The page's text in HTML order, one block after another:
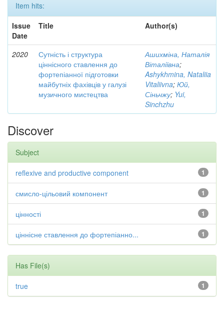
Item hits:
Issue
Date
Title Author(s)
2020
Сутність і структура
ціннісного ставлення до
фортепіанної підготовки
майбутніх фахівців у галузі
музичного мистецтва
Ашихміна, Наталія
Віталіївна;
Ashykhmina, Nataliia
Vitaliivna; Юй,
Сіньчжу; Yui,
Sinchzhu
Discover
Subject
1
reflexive and productive component
1
смисло-цільовий компонент
1
цінності
1
ціннісне ставлення до фортепіанно...
Has File(s)
1
true